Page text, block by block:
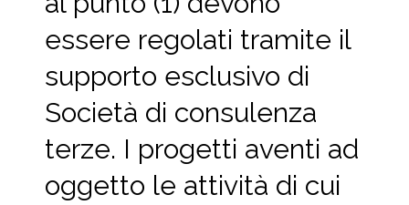
essere regolati tramite il
supporto esclusivo di
Società di consulenza
terze. I progetti aventi ad
oggetto le attività di cui